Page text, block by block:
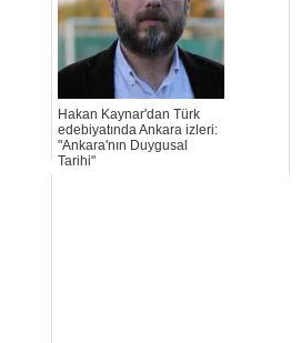
Hakan Kaynar'dan Türk
edebiyatında Ankara izleri:
"Ankara'nın Duygusal
Tarihi"